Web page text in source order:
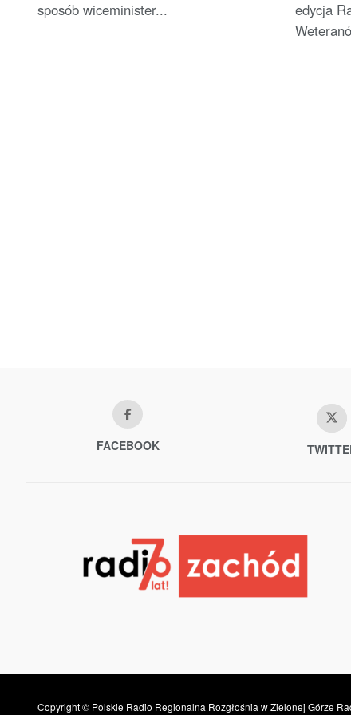
sposób wiceminister...
edycja
FACEBOOK
Copyright © Polskie Radio Regionalna Rozgłośnia w Zielonej Górze